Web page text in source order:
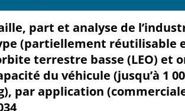
part et analyse de
(partiellement réutilisable
terrestre basse (LEO) et
du véhicule (jusqu’à 1
par application